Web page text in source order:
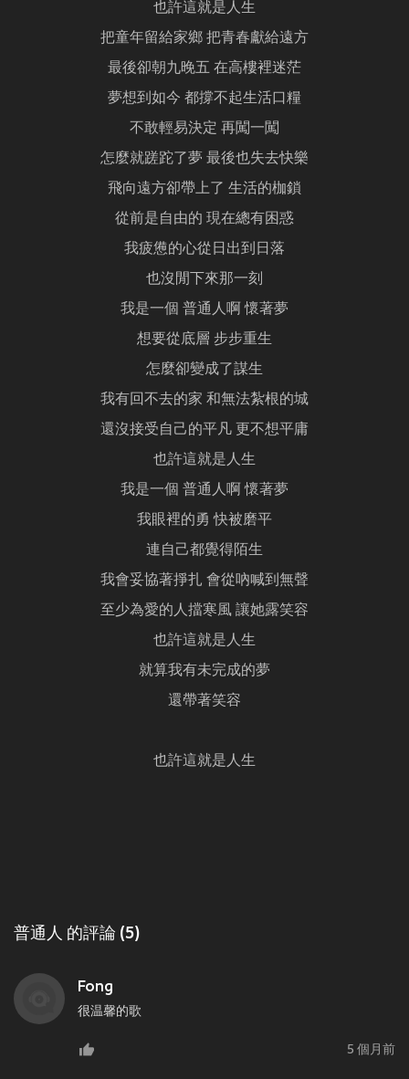
也許這就是人生
把童年留給家鄉 把青春獻給遠方
最後卻朝九晚五 在高樓裡迷茫
夢想到如今 都撐不起生活口糧
不敢輕易決定 再闖一闖
怎麼就蹉跎了夢 最後也失去快樂
飛向遠方卻帶上了 生活的枷鎖
從前是自由的 現在總有困惑
我疲憊的心從日出到日落
也沒閒下來那一刻
我是一個 普通人啊 懷著夢
想要從底層 步步重生
怎麼卻變成了謀生
我有回不去的家 和無法紮根的城
還沒接受自己的平凡 更不想平庸
也許這就是人生
我是一個 普通人啊 懷著夢
我眼裡的勇 快被磨平
連自己都覺得陌生
我會妥協著掙扎 會從吶喊到無聲
至少為愛的人擋寒風 讓她露笑容
也許這就是人生
就算我有未完成的夢
還帶著笑容
也許這就是人生
普通人 的評論 (5)
Fong
很温馨的歌
5 個月前